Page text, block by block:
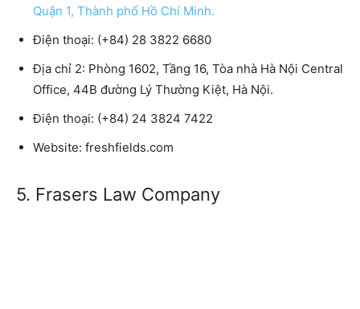
Quận 1, Thành phố Hồ Chí Minh.
Điện thoại: (+84) 28 3822 6680
Địa chỉ 2: Phòng 1602, Tầng 16, Tòa nhà Hà Nội Central
Office, 44B đường Lý Thường Kiệt, Hà Nội.
Điện thoại: (+84) 24 3824 7422
Website: freshfields.com
5. Frasers Law Company